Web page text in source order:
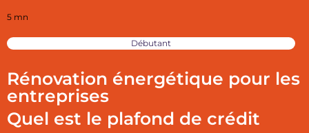
5 mn
Débutant
Rénovation énergétique pour les
entreprises
Quel est le plafond de crédit